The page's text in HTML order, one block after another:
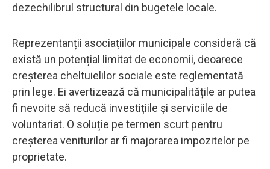
dezechilibrul structural din bugetele locale.
Reprezentanții asociațiilor municipale consideră că
există un potențial limitat de economii, deoarece
creșterea cheltuielilor sociale este reglementată
prin lege. Ei avertizează că municipalitățile ar putea
fi nevoite să reducă investițiile și serviciile de
voluntariat. O soluție pe termen scurt pentru
creșterea veniturilor ar fi majorarea impozitelor pe
proprietate.